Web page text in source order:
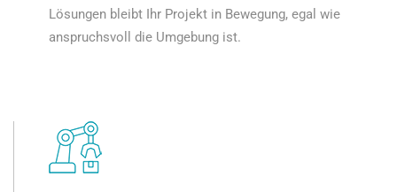
Lösungen bleibt Ihr Projekt in Bewegung, egal wie
anspruchsvoll die Umgebung ist.